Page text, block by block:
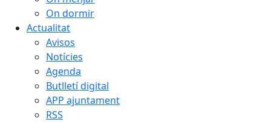
On dormir
Actualitat
Avisos
Notícies
Agenda
Butlletí digital
APP ajuntament
RSS